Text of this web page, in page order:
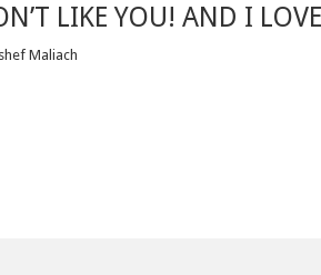
LIKE YOU! AND I
Maliach